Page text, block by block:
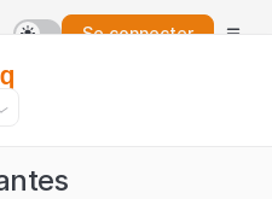
Se connecter